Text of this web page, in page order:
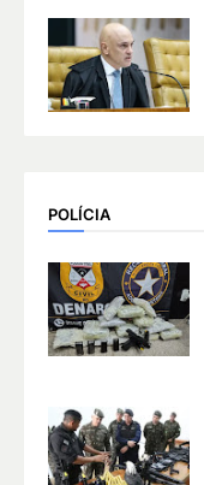
POLÍCIA